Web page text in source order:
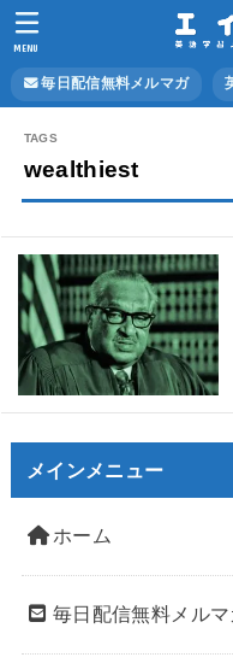
毎日配信無料メルマガ
MENU
wealthiest
メインメニュー
ホーム
毎日配信無料メル